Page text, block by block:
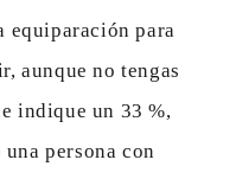
equiparación para
aunque no tengas
indique un 33 %,
persona con